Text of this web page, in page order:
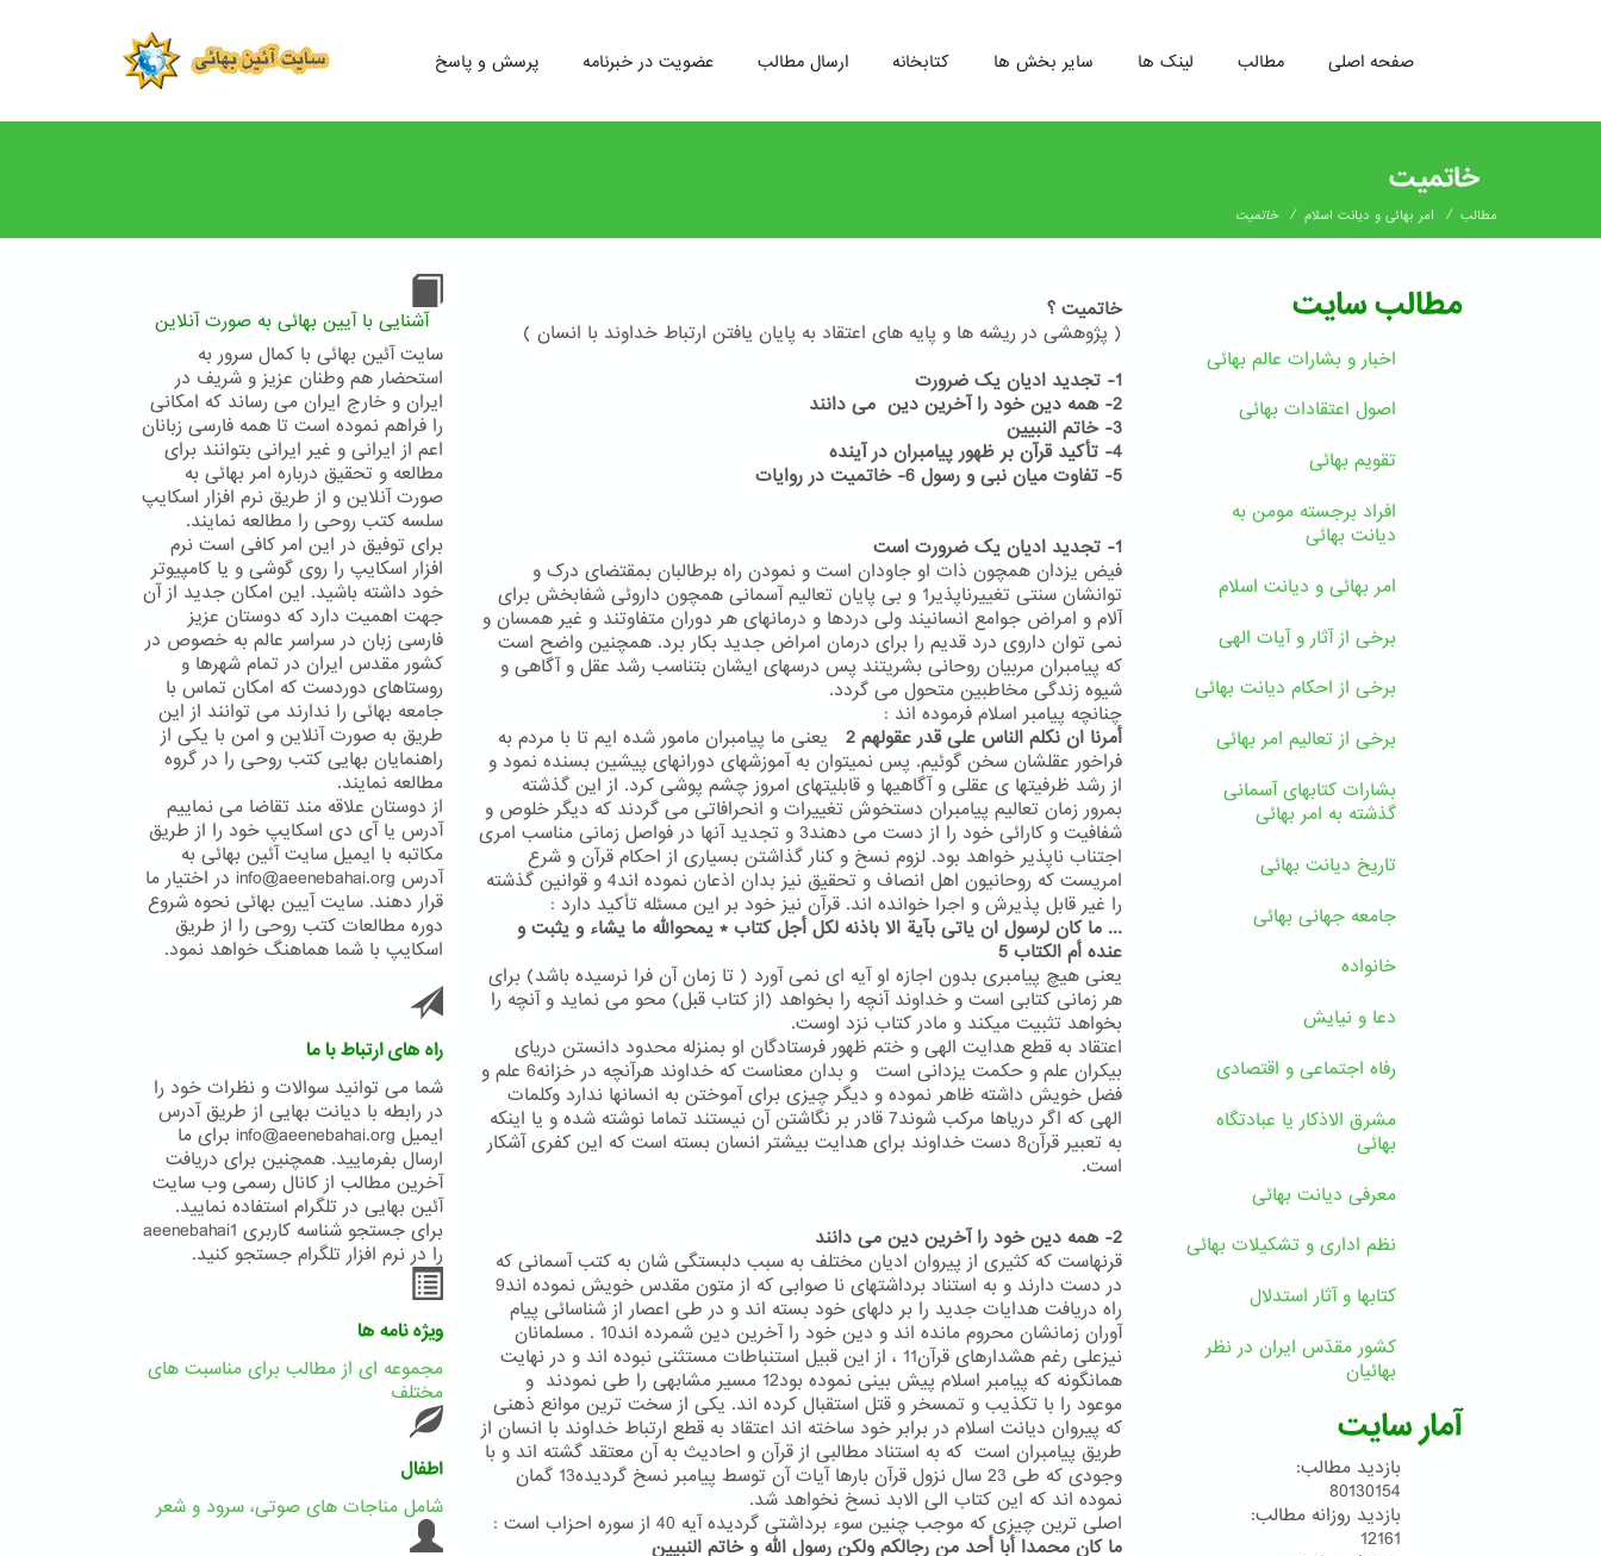
رفتن
پرسش و پاسخ عضویت در خبرنامه ارسال مطالب کتابخانه سایر بخش ها لینک ها مطالب صفحه اصلی
خاتمیت
مطالب / امر بهائی و دیانت اسلام / خاتمیت
خاتمیت ؟
( پژوهشی در ریشه ها و پایه های اعتقاد به پایان یافتن ارتباط خداوند با انسان )
1- تجدید ادیان یک ضرورت
2- همه دین خود را آخرین دین می دانند
3- خاتم النبیین
4- تأکید قرآن بر ظهور پیامبران در آینده
5- تفاوت میان نبی و رسول
6- خاتمیت در روایات
1- تجدید ادیان یک ضرورت است
فیض یزدان همچون ذات او جاودان است و نمودن راه برطالبان بمقتضای درک و
توانشان سنتی تغییرناپذیر1 و بی پایان تعالیم آسمانی همچون داروئی شفابخش برای
آلام و امراض جوامع انسانیند ولی دردها و درمانهای هر دوران متفاوتند و غیر همسان و
نمی توان داروی درد قدیم را برای درمان امراض جدید بکار برد. همچنین واضح است
که پیامبران مربیان روحانی بشریتند پس درسهای ایشان بتناسب رشد عقل و آگاهی و
شیوه زندگی مخاطبین متحول می گردد.
چنانچه پیامبر اسلام فرموده اند :
أمرنا ان نکلم الناس علی قدر عقولهم 2
یعنی ما پیامبران مامور شده ایم تا با مردم به
فراخور عقلشان سخن گوئیم. پس نمیتوان به آموزشهای دورانهای پیشین بسنده نمود و
از رشد ظرفیتها ی عقلی و آگاهیها و قابلیتهای امروز چشم پوشی کرد. از این گذشته
بمرور زمان تعالیم پیامبران دستخوش تغییرات و انحرافاتی می گردند که دیگر خلوص و
شفافیت و کارائی خود را از دست می دهند3 و تجدید آنها در فواصل زمانی مناسب امری
اجتناب ناپذیر خواهد بود. لزوم نسخ و کنار گذاشتن بسیاری از احکام قرآن و شرع
امریست که روحانیون اهل انصاف و تحقیق نیز بدان اذعان نموده اند4 و قوانین گذشته
را غیر قابل پذیرش و اجرا خوانده اند. قرآن نیز خود بر این مسئله تأکید دارد :
... ما کان لرسول ان یاتی بآیة الا باذنه لکل أجل کتاب * یمحوالله ما یشاء و یثبت و
عنده أم الکتاب 5
یعنی هیچ پیامبری بدون اجازه او آیه ای نمی آورد ( تا زمان آن فرا نرسیده باشد) برای
هر زمانی کتابی است و خداوند آنچه را بخواهد (از کتاب قبل) محو می نماید و آنچه را
بخواهد تثبیت میکند و مادر کتاب نزد اوست.
اعتقاد به قطع هدایت الهی و ختم ظهور فرستادگان او بمنزله محدود دانستن دریای
بیکران علم و حکمت یزدانی است و بدان معناست که خداوند هرآنچه در خزانه6 علم و
فضل خویش داشته ظاهر نموده و دیگر چیزی برای آموختن به انسانها ندارد وکلمات
الهی که اگر دریاها مرکب شوند7 قادر بر نگاشتن آن نیستند تماما نوشته شده و یا اینکه
به تعبیر قرآن8 دست خداوند برای هدایت بیشتر انسان بسته است که این کفری آشکار
است.
2- همه دین خود را آخرین دین می دانند
قرنهاست که کثیری از پیروان ادیان مختلف به سبب دلبستگی شان به کتب آسمانی که
در دست دارند و به استناد برداشتهای نا صوابی که از متون مقدس خویش نموده اند9
راه دریافت هدایات جدید را بر دلهای خود بسته اند و در طی اعصار از شناسائی پیام
آوران زمانشان محروم مانده اند و دین خود را آخرین دین شمرده اند10 .
مسلمانان
نیزعلی رغم هشدارهای قرآن11 ، از این قبیل استنباطات مستثنی نبوده اند و در نهایت
همانگونه که پیامبر اسلام پیش بینی نموده بود12 مسیر مشابهی را طی نمودند و
موعود را با تکذیب و تمسخر و قتل استقبال کرده اند. یکی از سخت ترین موانع ذهنی
که پیروان دیانت اسلام در برابر خود ساخته اند اعتقاد به قطع ارتباط خداوند با انسان از
طریق پیامبران است که به استناد مطالبی از قرآن و احادیث به آن معتقد گشته اند و با
وجودی که طی 23 سال نزول قرآن بارها آیات آن توسط پیامبر نسخ گردیده13 گمان
نموده اند که این کتاب الی الابد نسخ نخواهد شد.
اصلی ترین چیزی که موجب چنین سوء برداشتی گردیده آیه 40 از سوره احزاب است :
ما کان محمدا أبا أحد من رجالکم ولکن رسول الله و خاتم النبیین
آشنایی با آیین بهائی به صورت آنلاین
سایت آئین بهائی با کمال سرور به
استحضار هم وطنان عزیز و شریف در
ایران و خارج ایران می رساند که امکانی
را فراهم نموده است تا همه فارسی زبانان
اعم از ایرانی و غیر ایرانی بتوانند برای
مطالعه و تحقیق درباره امر بهائی به
صورت آنلاین و از طریق نرم افزار اسکایپ
سلسه کتب روحی را مطالعه نمایند.
برای توفیق در این امر کافی است نرم
افزار اسکایپ را روی گوشی و یا کامپیوتر
خود داشته باشید. این امکان جدید از آن
جهت اهمیت دارد که دوستان عزیز
فارسی زبان در سراسر عالم به خصوص در
کشور مقدس ایران در تمام شهرها و
روستاهای دوردست که امکان تماس با
جامعه بهائی را ندارند می توانند از این
طریق به صورت آنلاین و امن با یکی از
راهنمایان بهایی کتب روحی را در گروه
مطالعه نمایند.
از دوستان علاقه مند تقاضا می نماییم
آدرس یا آی دی اسکایپ خود را از طریق
مکاتبه با ایمیل سایت آئین بهائی به
آدرس info@aeenebahai.org در اختیار ما
قرار دهند. سایت آیین بهائی نحوه شروع
دوره مطالعات کتب روحی را از طریق
اسکایپ با شما هماهنگ خواهد نمود.
راه های ارتباط با ما
شما می توانید سوالات و نظرات خود را
در رابطه با دیانت بهایی از طریق آدرس
ایمیل info@aeenebahai.org برای ما
ارسال بفرمایید. همچنین برای دریافت
آخرین مطالب از کانال رسمی وب سایت
آئین بهایی در تلگرام استفاده نمایید.
برای جستجو شناسه کاربری aeenebahai1
را در نرم افزار تلگرام جستجو کنید.
ویژه نامه ها
مجموعه ای از مطالب برای مناسبت های
مختلف
اطفال
شامل مناجات های صوتی، سرود و شعر
مطالب سایت
اخبار و بشارات عالم بهائى
اصول اعتقادات بهائی
تقویم بهائی
افراد برجسته مومن به
دیانت بهائی
امر بهائی و دیانت اسلام
برخی از آثار و آیات الهی
برخی از احکام دیانت بهائی
برخی از تعالیم امر بهائی
بشارات کتابهای آسمانی
گذشته به امر بهائی
تاریخ دیانت بهائی
جامعه جهانی بهائی
خانواده
دعا و نیایش
رفاه اجتماعی و اقتصادی
مشرق الاذکار یا عبادتگاه
بهائی
معرفی دیانت بهائی
نظم اداری و تشکیلات بهائی
کتابها و آثار استدلال
کشور مقدّس ایران در نظر
بهائیان
آمار سایت
بازدید مطالب:
80130154
بازدید روزانه مطالب:
12161